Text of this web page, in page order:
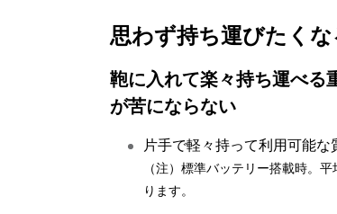
思わず持ち運びたくな
鞄に入れて楽々持ち運べる
が苦にならない
片手で軽々持って利用可能な
（注）標準バッテリー搭載時。
ります。